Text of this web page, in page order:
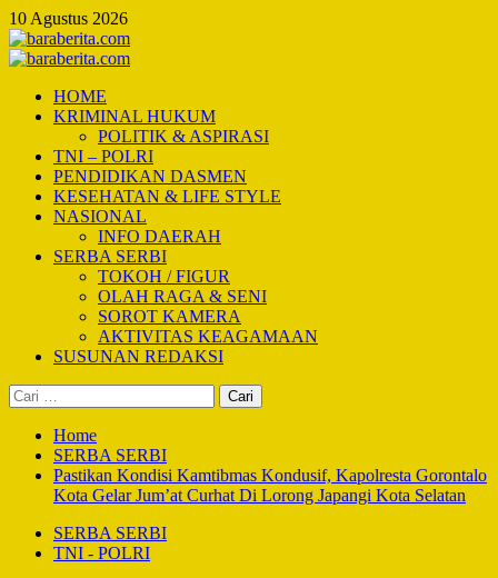
Skip
to
content
10 Agustus 2026
Primary
HOME
KRIMINAL HUKUM
POLITIK & ASPIRASI
TNI – POLRI
PENDIDIKAN DASMEN
KESEHATAN & LIFE STYLE
NASIONAL
INFO DAERAH
SERBA SERBI
TOKOH / FIGUR
OLAH RAGA & SENI
SOROT KAMERA
AKTIVITAS KEAGAMAAN
SUSUNAN REDAKSI
Cari
untuk:
Home
SERBA SERBI
Pastikan Kondisi Kamtibmas Kondusif, Kapolresta Gorontalo
Kota Gelar Jum’at Curhat Di Lorong Japangi Kota Selatan
SERBA SERBI
TNI - POLRI